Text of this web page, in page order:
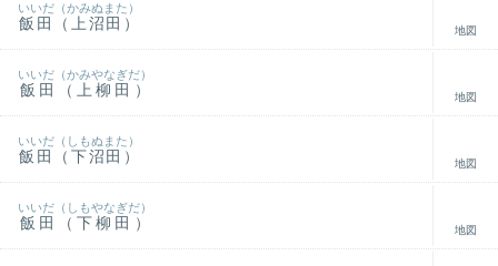
飯田（上沼田）
いいだ（かみぬまた）
地図
飯田（上柳田）
いいだ（かみやなぎだ）
地図
飯田（下沼田）
いいだ（しもぬまた）
地図
飯田（下柳田）
いいだ（しもやなぎだ）
地図